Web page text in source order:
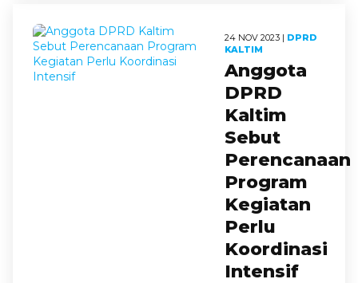
24 NOV 2023 | DPRD
KALTIM
Anggota
DPRD
Kaltim
Sebut
Perencanaan
Program
Kegiatan
Perlu
Koordinasi
Intensif